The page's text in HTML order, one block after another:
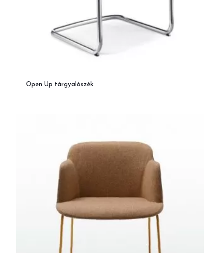
Open Up tárgyalószék